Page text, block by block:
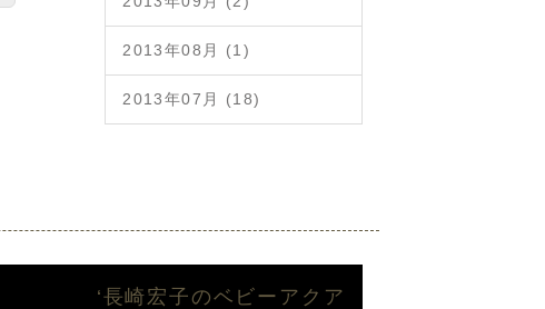
2013年08月 (1)
2013年07月 (18)
‘長崎宏子のベビーアクア